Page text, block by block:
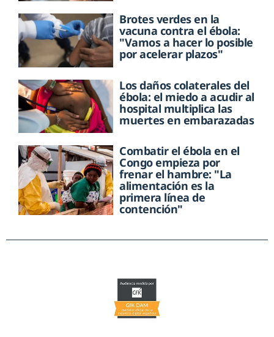
Brotes verdes en la
vacuna contra el ébola:
"Vamos a hacer lo posible
por acelerar plazos"
Los daños colaterales del
ébola: el miedo a acudir al
hospital multiplica las
muertes en embarazadas
Combatir el ébola en el
Congo empieza por
frenar el hambre: "La
alimentación es la
primera línea de
contención"